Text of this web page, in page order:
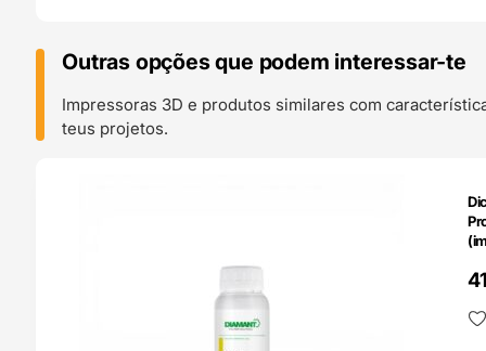
Outras opções que podem interessar-te
Impressoras 3D e produtos similares com
teus projetos.